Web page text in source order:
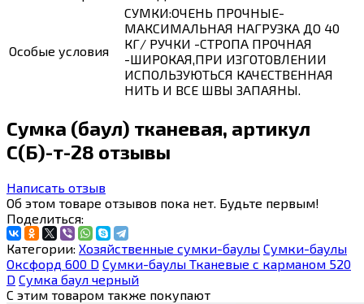
Особые условия
СУМКИ:ОЧЕНЬ ПРОЧНЫЕ-
МАКСИМАЛЬНАЯ НАГРУЗКА ДО 40
КГ/ РУЧКИ -СТРОПА ПРОЧНАЯ
-ШИРОКАЯ,ПРИ ИЗГОТОВЛЕНИИ
ИСПОЛЬЗУЮТЬСЯ КАЧЕСТВЕННАЯ
НИТЬ И ВСЕ ШВЫ ЗАПАЯНЫ.
Сумка (баул) тканевая, артикул
С(Б)-т-28 отзывы
Написать отзыв
Об этом товаре отзывов пока нет. Будьте первым!
Поделиться:
Категории: Хозяйственные сумки-баулы Сумки-баулы
Оксфорд 600 D Сумки-баулы Тканевые с карманом 520
D Сумка баул черный
С этим товаром также покупают